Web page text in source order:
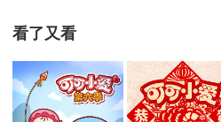
看了又看